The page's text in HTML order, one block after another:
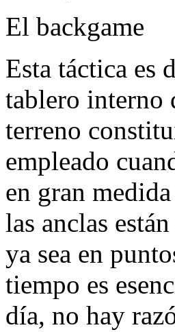
El backgame
Esta táctica es
tablero interno
terreno
empleado
en gran
las anclas
ya sea en
tiempo es
día, no hay